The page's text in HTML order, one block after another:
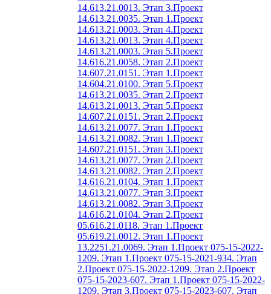
14.613.21.0013. Этап 3.Проект
14.613.21.0035. Этап 1.Проект
14.613.21.0003. Этап 4.Проект
14.613.21.0013. Этап 4.Проект
14.613.21.0003. Этап 5.Проект
14.616.21.0058. Этап 2.Проект
14.607.21.0151. Этап 1.Проект
14.604.21.0100. Этап 5.Проект
14.613.21.0035. Этап 2.Проект
14.613.21.0013. Этап 5.Проект
14.607.21.0151. Этап 2.Проект
14.613.21.0077. Этап 1.Проект
14.613.21.0082. Этап 1.Проект
14.607.21.0151. Этап 3.Проект
14.613.21.0077. Этап 2.Проект
14.613.21.0082. Этап 2.Проект
14.616.21.0104. Этап 1.Проект
14.613.21.0077. Этап 3.Проект
14.613.21.0082. Этап 3.Проект
14.616.21.0104. Этап 2.Проект
05.616.21.0118. Этап 1.Проект
05.619.21.0012. Этап 1.Проект
13.2251.21.0069. Этап 1.Проект 075-15-2022-
1209. Этап 1.Проект 075-15-2021-934. Этап
2.Проект 075-15-2022-1209. Этап 2.Проект
075-15-2023-607. Этап 1.Проект 075-15-2022-
1209. Этап 3.Проект 075-15-2023-607. Этап